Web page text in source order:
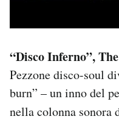
“Disco Inferno”,
Pezzone disco-soul
burn” – un inno del
nella colonna sonora